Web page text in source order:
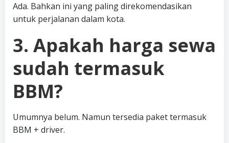
Ada. Bahkan ini yang paling direkomendasikan
untuk perjalanan dalam kota.
3. Apakah harga sewa
sudah termasuk
BBM?
Umumnya belum. Namun tersedia paket termasuk
BBM + driver.